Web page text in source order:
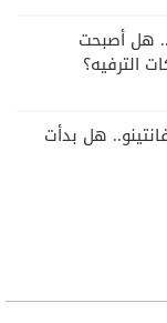
هل أصبحت
الترفيه؟
هل بدأت